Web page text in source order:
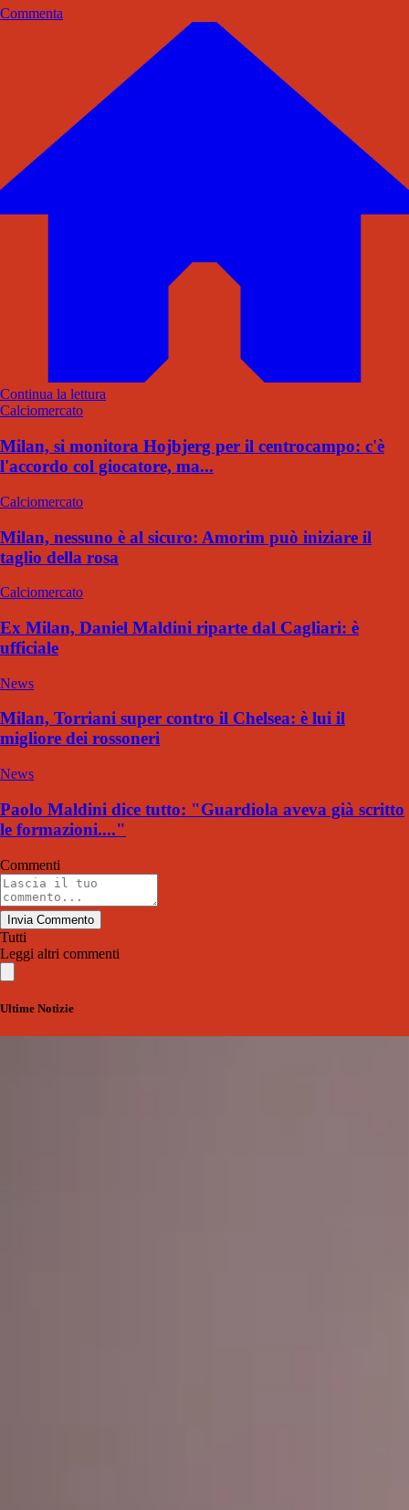
Commenta
Continua la lettura
Calciomercato
Milan, si monitora Hojbjerg per il centrocampo: c'è
l'accordo col giocatore, ma...
Calciomercato
Milan, nessuno è al sicuro: Amorim può iniziare il
taglio della rosa
Calciomercato
Ex Milan, Daniel Maldini riparte dal Cagliari: è
ufficiale
News
Milan, Torriani super contro il Chelsea: è lui il
migliore dei rossoneri
News
Paolo Maldini dice tutto: "Guardiola aveva già scritto
le formazioni...."
Commenti
Invia Commento
Tutti
Leggi altri commenti
Ultime Notizie